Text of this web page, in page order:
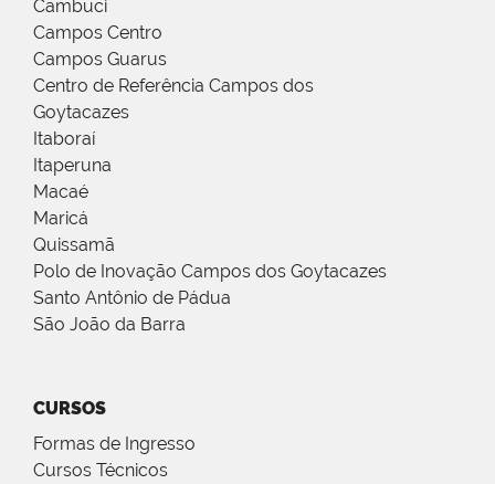
Cambuci
Campos Centro
Campos Guarus
Centro de Referência Campos dos
Goytacazes
Itaboraí
Itaperuna
Macaé
Maricá
Quissamã
Polo de Inovação Campos dos Goytacazes
Santo Antônio de Pádua
São João da Barra
CURSOS
Formas de Ingresso
Cursos Técnicos